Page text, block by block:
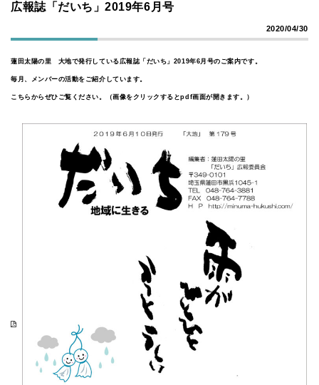
広報誌「だいち」2019年6月号
2020/04/30
蓮田太陽の里 大地で発行している広報誌「だいち」2019年6月号のご案内です。
毎月、メンバーの活動をご紹介しています。
こちらからぜひご覧ください。（画像をクリックするとpdf画面が開きます。）